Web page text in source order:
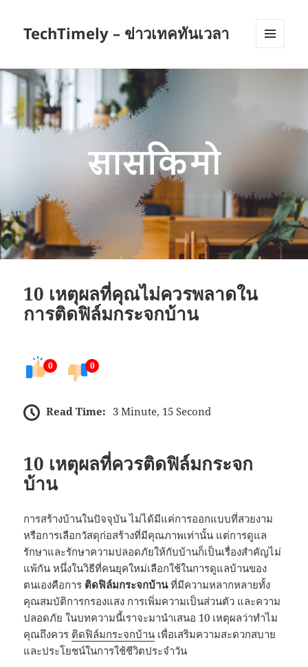
TechTimely – ข่าวเทคทันเวลา
และวิด
10 เหตุผลที่คุณไม่ควรพลาดใน
การติดฟิล์มกระจกบ้าน
0 0
Read Time: 3 Minute, 15 Second
10 เหตุผลที่ควรติดฟิล์มกระจก
บ้าน
การสร้างบ้านในปัจจุบัน ไม่ได้มีแค่การออกแบบที่สวยงาม
หรือการเลือกวัสดุก่อสร้างที่มีคุณภาพเท่านั้น แต่การดูแล
รักษาและรักษาความปลอดภัยให้กับบ้านก็เป็นเรื่องสำคัญไม่
แพ้กัน หนึ่งในวิธีที่คนยุคใหม่เลือกใช้ในการดูแลบ้านของ
ตนเองคือการ ติดฟิล์มกระจกบ้านที่มีความหลากหลายทั้ง
คุณสมบัติการกรองแสง การเพิ่มความเป็นส่วนตัว และความ
ปลอดภัย ในบทความนี้เราจะมานำเสนอ 10 เหตุผลว่าทำไม
คุณถึงควร ติดฟิล์มกระจกบ้าน เพื่อเสริมความสะดวกสบาย
และประโยชน์ในการใช้ชีวิตประจำวัน